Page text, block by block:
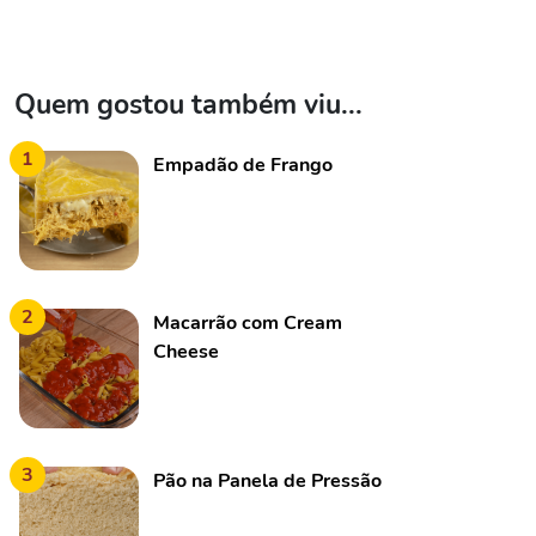
Quem gostou também viu...
1 Empadão de Frango
2
Macarrão com Cream
Cheese
3 Pão na Panela de Pressão